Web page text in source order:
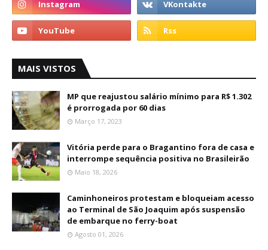
MAIS VISTOS
MP que reajustou salário mínimo para R$ 1.302
é prorrogada por 60 dias
Março 17, 2023
Vitória perde para o Bragantino fora de casa e
interrompe sequência positiva no Brasileirão
Maio 18, 2026
Caminhoneiros protestam e bloqueiam acesso
ao Terminal de São Joaquim após suspensão
de embarque no ferry-boat
Agosto 01, 2026